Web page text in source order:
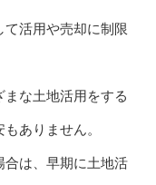
て活用や売却に制限
まな土地活用をする
ありません。
合は、早期に土地活